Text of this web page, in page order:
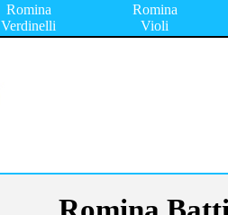
Romina
Verdinelli
Romina
Violi